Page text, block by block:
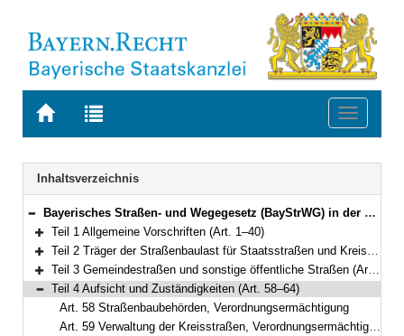
Zur
BAYERN.RECHT
Zur
letzten
Suche
Toggle
Navigation
Inhaltsverzeichnis
Bereich reduzieren
Bayerisches Straßen- und Wegegesetz (BayStrWG) in der Fassung der Bekanntmachung vom 5. Oktober 1981 (BayRS V S. 731) BayRS 91-1-B (Art. 1–71)
Bereich erweitern
Teil 1 Allgemeine Vorschriften (Art. 1–40)
Bereich erweitern
Teil 2 Träger der Straßenbaulast für Staatsstraßen und Kreisstraßen (Art. 41–45)
Bereich erweitern
Teil 3 Gemeindestraßen und sonstige öffentliche Straßen (Art. 46–57)
Bereich reduzieren
Teil 4 Aufsicht und Zuständigkeiten (Art. 58–64)
Art. 58 Straßenbaubehörden, Verordnungsermächtigung
Art. 59 Verwaltung der Kreisstraßen, Verordnungsermächtigung